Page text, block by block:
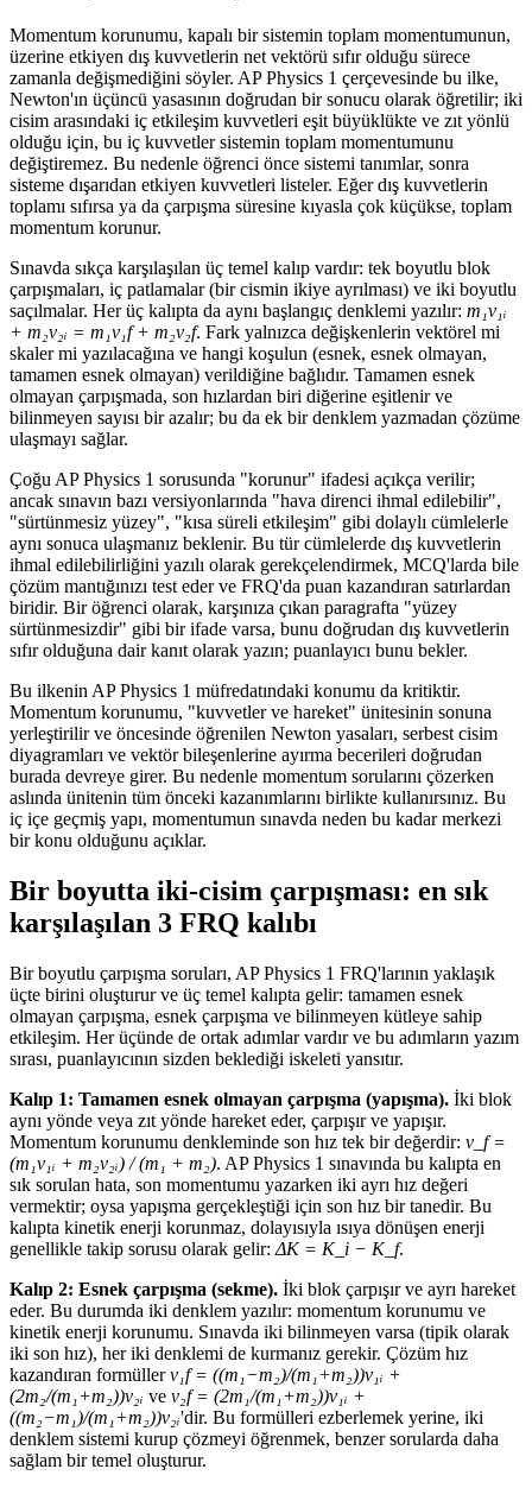
Momentum korunumu, kapalı bir sistemin toplam momentumunun,
üzerine etkiyen dış kuvvetlerin net vektörü sıfır olduğu sürece
zamanla değişmediğini söyler. AP Physics 1 çerçevesinde bu ilke,
Newton'ın üçüncü yasasının doğrudan bir sonucu olarak öğretilir; iki
cisim arasındaki iç etkileşim kuvvetleri eşit büyüklükte ve zıt yönlü
olduğu için, bu iç kuvvetler sistemin toplam momentumunu
değiştiremez. Bu nedenle öğrenci önce sistemi tanımlar, sonra
sisteme dışarıdan etkiyen kuvvetleri listeler. Eğer dış kuvvetlerin
toplamı sıfırsa ya da çarpışma süresine kıyasla çok küçükse, toplam
momentum korunur.
Sınavda sıkça karşılaşılan üç temel kalıp vardır: tek boyutlu blok
çarpışmaları, iç patlamalar (bir cismin ikiye ayrılması) ve iki boyutlu
saçılmalar. Her üç kalıpta da aynı başlangıç denklemi yazılır: m₁v₁ᵢ
+ m₂v₂ᵢ = m₁v₁f + m₂v₂f. Fark yalnızca değişkenlerin vektörel mi
skaler mi yazılacağına ve hangi koşulun (esnek, esnek olmayan,
tamamen esnek olmayan) verildiğine bağlıdır. Tamamen esnek
olmayan çarpışmada, son hızlardan biri diğerine eşitlenir ve
bilinmeyen sayısı bir azalır; bu da ek bir denklem yazmadan çözüme
ulaşmayı sağlar.
Çoğu AP Physics 1 sorusunda "korunur" ifadesi açıkça verilir;
ancak sınavın bazı versiyonlarında "hava direnci ihmal edilebilir",
"sürtünmesiz yüzey", "kısa süreli etkileşim" gibi dolaylı cümlelerle
aynı sonuca ulaşmanız beklenir. Bu tür cümlelerde dış kuvvetlerin
ihmal edilebilirliğini yazılı olarak gerekçelendirmek, MCQ'larda bile
çözüm mantığınızı test eder ve FRQ'da puan kazandıran satırlardan
biridir. Bir öğrenci olarak, karşınıza çıkan paragrafta "yüzey
sürtünmesizdir" gibi bir ifade varsa, bunu doğrudan dış kuvvetlerin
sıfır olduğuna dair kanıt olarak yazın; puanlayıcı bunu bekler.
Bu ilkenin AP Physics 1 müfredatındaki konumu da kritiktir.
Momentum korunumu, "kuvvetler ve hareket" ünitesinin sonuna
yerleştirilir ve öncesinde öğrenilen Newton yasaları, serbest cisim
diyagramları ve vektör bileşenlerine ayırma becerileri doğrudan
burada devreye girer. Bu nedenle momentum sorularını çözerken
aslında ünitenin tüm önceki kazanımlarını birlikte kullanırsınız. Bu
iç içe geçmiş yapı, momentumun sınavda neden bu kadar merkezi
bir konu olduğunu açıklar.
Bir boyutta iki-cisim çarpışması: en sık
karşılaşılan 3 FRQ kalıbı
Bir boyutlu çarpışma soruları, AP Physics 1 FRQ'larının yaklaşık
üçte birini oluşturur ve üç temel kalıpta gelir: tamamen esnek
olmayan çarpışma, esnek çarpışma ve bilinmeyen kütleye sahip
etkileşim. Her üçünde de ortak adımlar vardır ve bu adımların yazım
sırası, puanlayıcının sizden beklediği iskeleti yansıtır.
Kalıp 1: Tamamen esnek olmayan çarpışma (yapışma). İki blok
aynı yönde veya zıt yönde hareket eder, çarpışır ve yapışır.
Momentum korunumu denkleminde son hız tek bir değerdir: v_f =
(m₁v₁ᵢ + m₂v₂ᵢ) / (m₁ + m₂). AP Physics 1 sınavında bu kalıpta en
sık sorulan hata, son momentumu yazarken iki ayrı hız değeri
vermektir; oysa yapışma gerçekleştiği için son hız bir tanedir. Bu
kalıpta kinetik enerji korunmaz, dolayısıyla ısıya dönüşen enerji
genellikle takip sorusu olarak gelir: ΔK = K_i − K_f.
Kalıp 2: Esnek çarpışma (sekme). İki blok çarpışır ve ayrı hareket
eder. Bu durumda iki denklem yazılır: momentum korunumu ve
kinetik enerji korunumu. Sınavda iki bilinmeyen varsa (tipik olarak
iki son hız), her iki denklemi de kurmanız gerekir. Çözüm hız
kazandıran formüllerv₁f = ((m₁−m₂)/(m₁+m₂))v₁ᵢ +
(2m₂/(m₁+m₂))v₂ᵢ ve v₂f = (2m₁/(m₁+m₂))v₁ᵢ +
((m₂−m₁)/(m₁+m₂))v₂ᵢ'dir. Bu formülleri ezberlemek yerine, iki
denklem sistemi kurup çözmeyi öğrenmek, benzer sorularda daha
sağlam bir temel oluşturur.